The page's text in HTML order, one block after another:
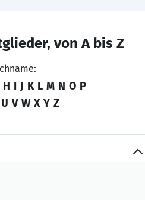
von A bis Z
H I J K L M N O P
U V W X Y Z